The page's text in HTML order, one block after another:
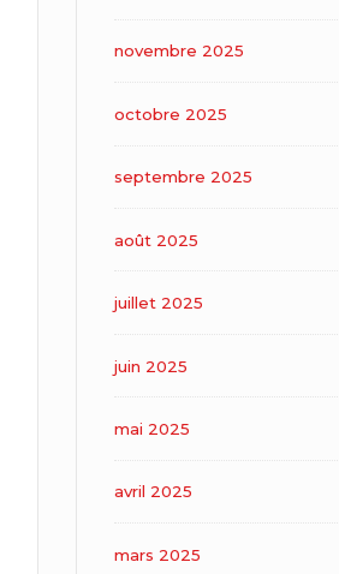
novembre 2025
octobre 2025
septembre 2025
août 2025
juillet 2025
juin 2025
mai 2025
avril 2025
mars 2025